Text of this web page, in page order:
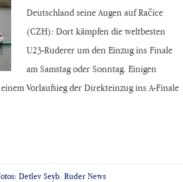
Deutschland seine Augen auf Račice
(CZH): Dort kämpfen die weltbesten
U23-Ruderer um den Einzug ins Finale
am Samstag oder Sonntag. Einigen
Vorlaufsieg der Direkteinzug ins A-Finale
Detlev Seyb,Ruder News